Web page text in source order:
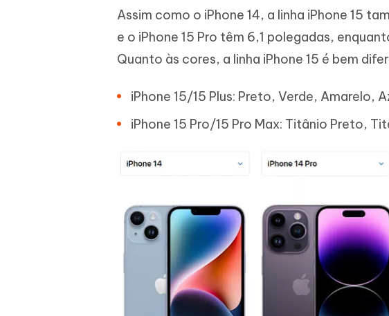
Assim como o iPhone 14, a linha iPhone 15
e o iPhone 15 Pro têm 6,1 polegadas,
Quanto às cores, a linha iPhone 15 é bem
iPhone 15/15 Plus: Preto, Verde, Amarelo,
iPhone 15 Pro/15 Pro Max: Titânio Preto,